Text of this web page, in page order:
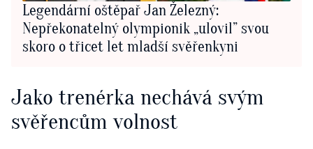
Legendární oštěpař Jan Železný:
Nepřekonatelný olympionik „ulovil” svou
skoro o třicet let mladší svěřenkyni
Jako trenérka nechává svým
svěřencům volnost